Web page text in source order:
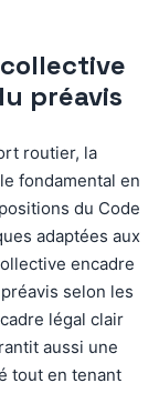
préavis
routier, la
fondamental en
du Code
adaptées aux
encadre
selon les
légal clair
aussi une
tout en tenant